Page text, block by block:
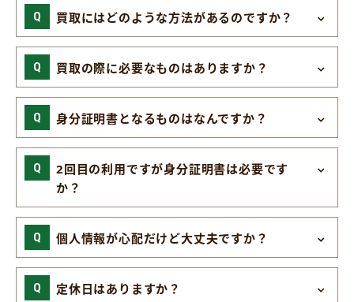
買取にはどのような方法があるのですか？
買取の際に必要なものはありますか？
身分証明書となるものはなんですか？
2回目の利用ですが身分証明書は必要です
か？
個人情報が心配だけど大丈夫ですか？
定休日はありますか？